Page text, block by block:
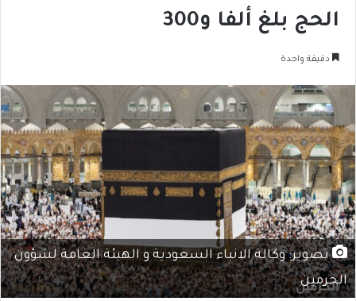
الحج بلغ ألفا و300
دقيقة واحدة
تصوير: وكالة الانباء السعودية و الهيئة العامة لشؤون
الحرمين